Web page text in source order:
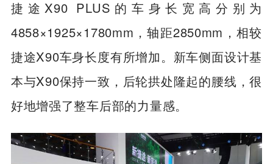
捷途X90 PLUS的车身长宽高分别为
4858×1925×1780mm，轴距2850mm，相较
捷途X90车身长度有所增加。新车侧面设计基
本与X90保持一致，后轮拱处隆起的腰线，很
好地增强了整车后部的力量感。